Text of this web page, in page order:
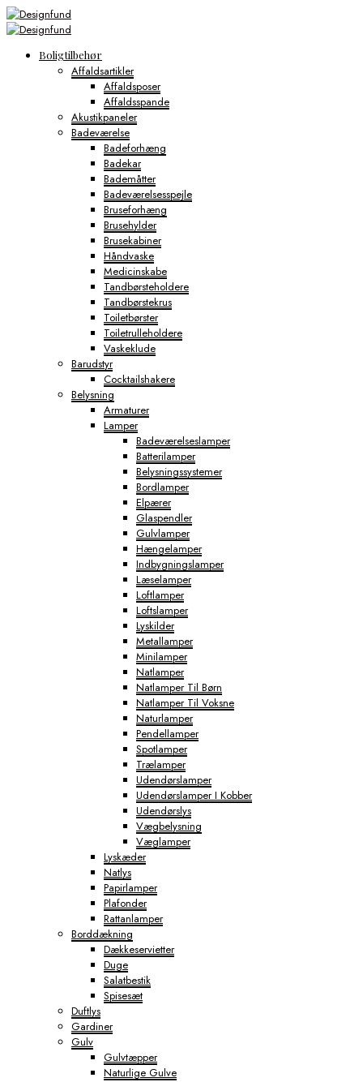
Boligtilbehør
Affaldsartikler
Affaldsposer
Affaldsspande
Akustikpaneler
Badeværelse
Badeforhæng
Badekar
Bademåtter
Badeværelsesspejle
Bruseforhæng
Brusehylder
Brusekabiner
Håndvaske
Medicinskabe
Tandbørsteholdere
Tandbørstekrus
Toiletbørster
Toiletrulleholdere
Vaskeklude
Barudstyr
Cocktailshakere
Belysning
Armaturer
Lamper
Badeværelseslamper
Batterilamper
Belysningssystemer
Bordlamper
Elpærer
Glaspendler
Gulvlamper
Hængelamper
Indbygningslamper
Læselamper
Loftlamper
Loftslamper
Lyskilder
Metallamper
Minilamper
Natlamper
Natlamper Til Børn
Natlamper Til Voksne
Naturlamper
Pendellamper
Spotlamper
Trælamper
Udendørslamper
Udendørslamper I Kobber
Udendørslys
Vægbelysning
Væglamper
Lyskæder
Natlys
Papirlamper
Plafonder
Rattanlamper
Borddækning
Dækkeservietter
Duge
Salatbestik
Spisesæt
Duftlys
Gardiner
Gulv
Gulvtæpper
Naturlige Gulve